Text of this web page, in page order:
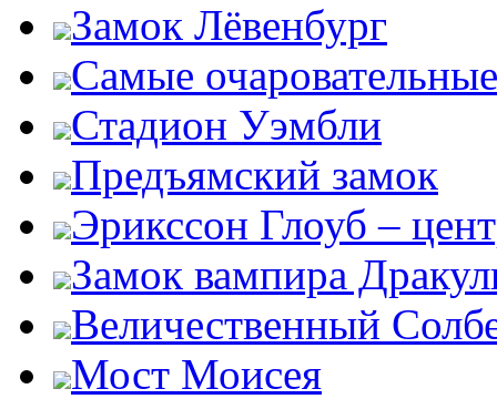
Замок Лёвенбург
Самые
Стадион Уэмбли
Предъямский замок
Эрикссон Глоуб –
Замок вампира
Величественный
Мост Моисея